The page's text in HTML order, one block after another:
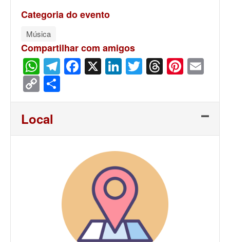
Categoria do evento
Música
Compartilhar com amigos
WhatsApp
Telegram
Facebook
X LinkedIn
Twitter
Threads
Copy
Link
Local